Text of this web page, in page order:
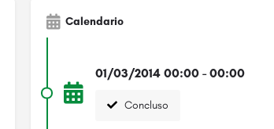
Calendario
01/03/2014 00:00 - 00:00
Concluso